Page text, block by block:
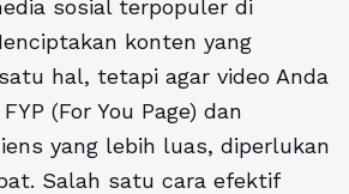
sosial terpopuler di
konten yang
hal, tetapi agar video Anda
(For You Page) dan
yang lebih luas, diperlukan
Salah satu cara efektif